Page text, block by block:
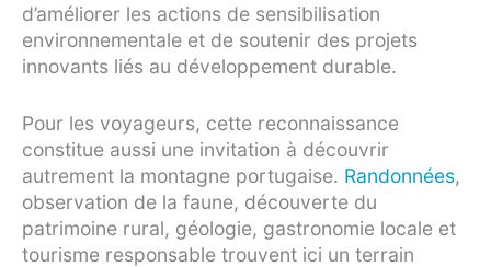
d’améliorer les actions de sensibilisation
environnementale et de soutenir des projets
innovants liés au développement durable.
Pour les voyageurs, cette reconnaissance
constitue aussi une invitation à découvrir
autrement la montagne portugaise. Randonnées,
observation de la faune, découverte du
patrimoine rural, géologie, gastronomie locale et
tourisme responsable trouvent ici un terrain